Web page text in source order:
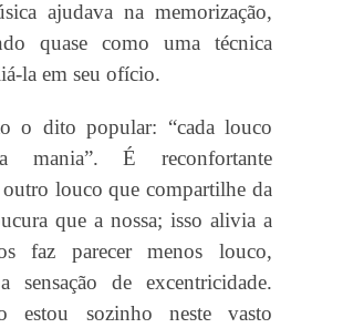
ajudava na memorização,
quase como uma técnica
la em seu ofício.
o dito popular: “cada louco
mania”. É reconfortante
louco que compartilhe da
que a nossa; isso alivia a
faz parecer menos louco,
sensação de excentricidade.
estou sozinho neste vasto